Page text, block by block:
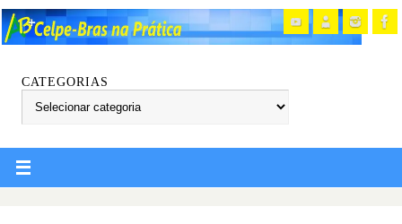
CATEGORIAS